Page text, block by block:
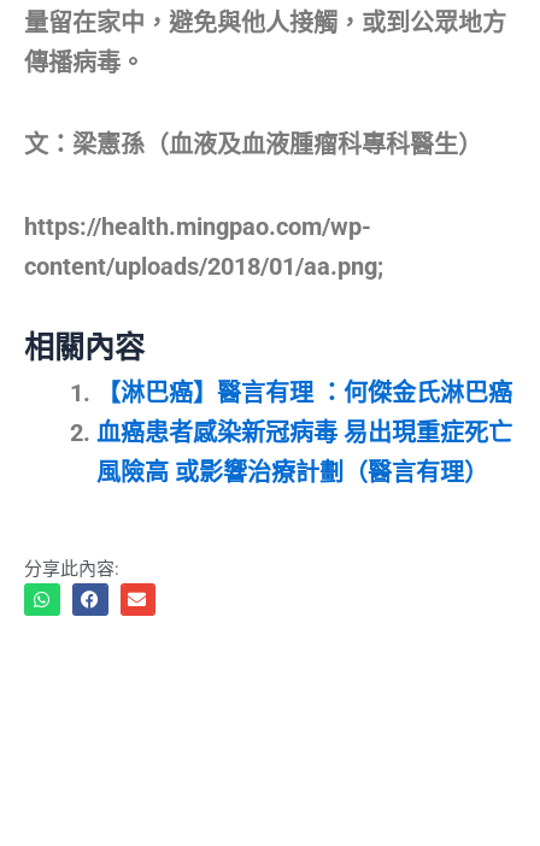
量留在家中，避免與他人接觸，或到公眾地方
傳播病毒。
文：梁憲孫（血液及血液腫瘤科專科醫生）
https://health.mingpao.com/wp-
content/uploads/2018/01/aa.png;
相關內容
【淋巴癌】醫言有理 ：何傑金氏淋巴癌
血癌患者感染新冠病毒 易出現重症死亡
風險高 或影響治療計劃（醫言有理）
分享此內容: